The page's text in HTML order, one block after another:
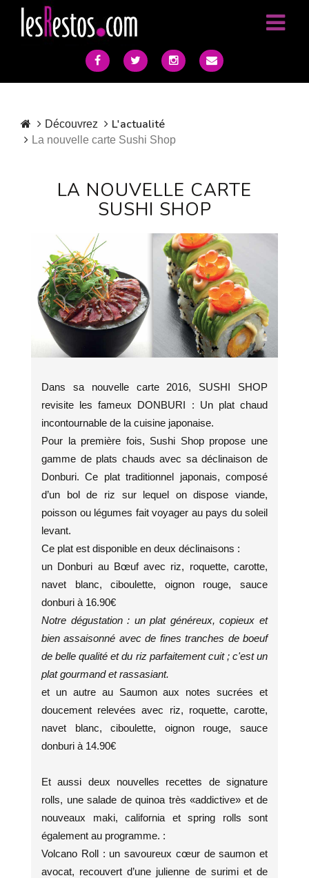
Découvrez L'actualité
La nouvelle carte Sushi Shop
LA NOUVELLE CARTE
SUSHI SHOP
Dans sa nouvelle carte 2016, SUSHI SHOP
revisite les fameux DONBURI : Un plat chaud
incontournable de la cuisine japonaise.
Pour la première fois, Sushi Shop propose une
gamme de plats chauds avec sa déclinaison de
Donburi. Ce plat traditionnel japonais, composé
d’un bol de riz sur lequel on dispose viande,
poisson ou légumes fait voyager au pays du soleil
levant.
Ce plat est disponible en deux déclinaisons :
un Donburi au Bœuf avec riz, roquette, carotte,
navet blanc, ciboulette, oignon rouge, sauce
donburi à 16.90€
Notre dégustation : un plat généreux, copieux et
bien assaisonné avec de fines tranches de boeuf
de belle qualité et du riz parfaitement cuit ; c'est un
plat gourmand et rassasiant.
et un autre au Saumon aux notes sucrées et
doucement relevées avec riz, roquette, carotte,
navet blanc, ciboulette, oignon rouge, sauce
donburi à 14.90€
Et aussi deux nouvelles recettes de signature
rolls, une salade de quinoa très «addictive» et de
nouveaux maki, california et spring rolls sont
également au programme. :
Volcano Roll : un savoureux cœur de saumon et
avocat, recouvert d’une julienne de surimi et de